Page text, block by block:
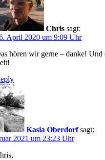
Chris sagt:
April 2020 um 9:09 Uhr
hören wir gerne – danke! Und
Kasia Oberdorf sagt:
2021 um 23:23 Uhr